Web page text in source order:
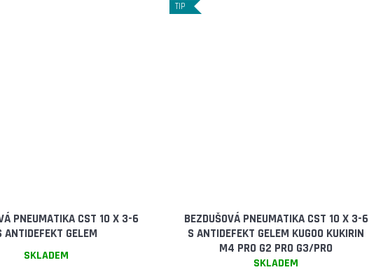
PNEUMATIKA CST 10 X 3-6
ANTIDEFEKT GELEM
SKLADEM
TIP
BEZDUŠOVÁ PNEUMATIKA CST 10 X 3-6
S ANTIDEFEKT GELEM KUGOO KUKIRIN
M4 PRO G2 PRO G3/PRO
SKLADEM